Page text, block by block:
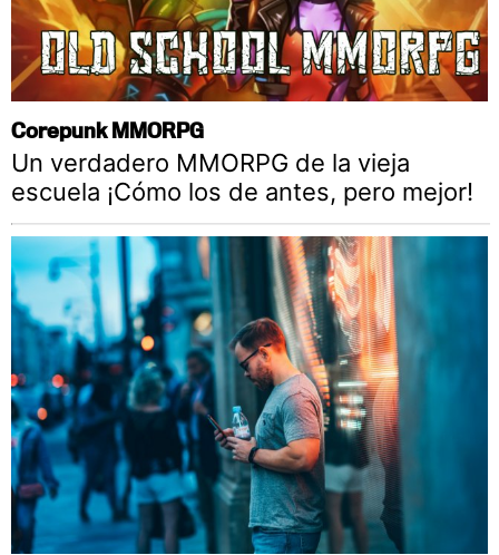
Corepunk MMORPG
Un verdadero MMORPG de la vieja
escuela ¡Cómo los de antes, pero mejor!